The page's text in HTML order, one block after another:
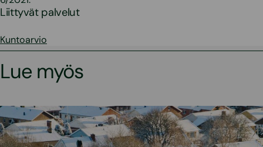
Liittyvät palvelut
Kuntoarvio
Lue myös